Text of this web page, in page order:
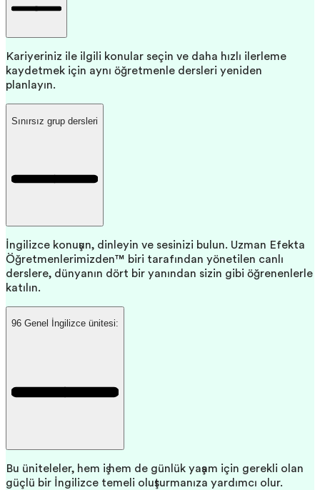
Kariyeriniz ile ilgili konular seçin ve daha hızlı ilerleme
kaydetmek için aynı öğretmenle dersleri yeniden
planlayın.
Sınırsız grup dersleri
İngilizce konuşun, dinleyin ve sesinizi bulun. Uzman Efekta
Öğretmenlerimizden™ biri tarafından yönetilen canlı
derslere, dünyanın dört bir yanından sizin gibi öğrenenlerle
katılın.
96 Genel İngilizce ünitesi:
Bu üniteleler, hem iş hem de günlük yaşam için gerekli olan
güçlü bir İngilizce temeli oluşturmanıza yardımcı olur.